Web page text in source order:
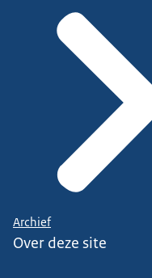
Archief
Over deze site